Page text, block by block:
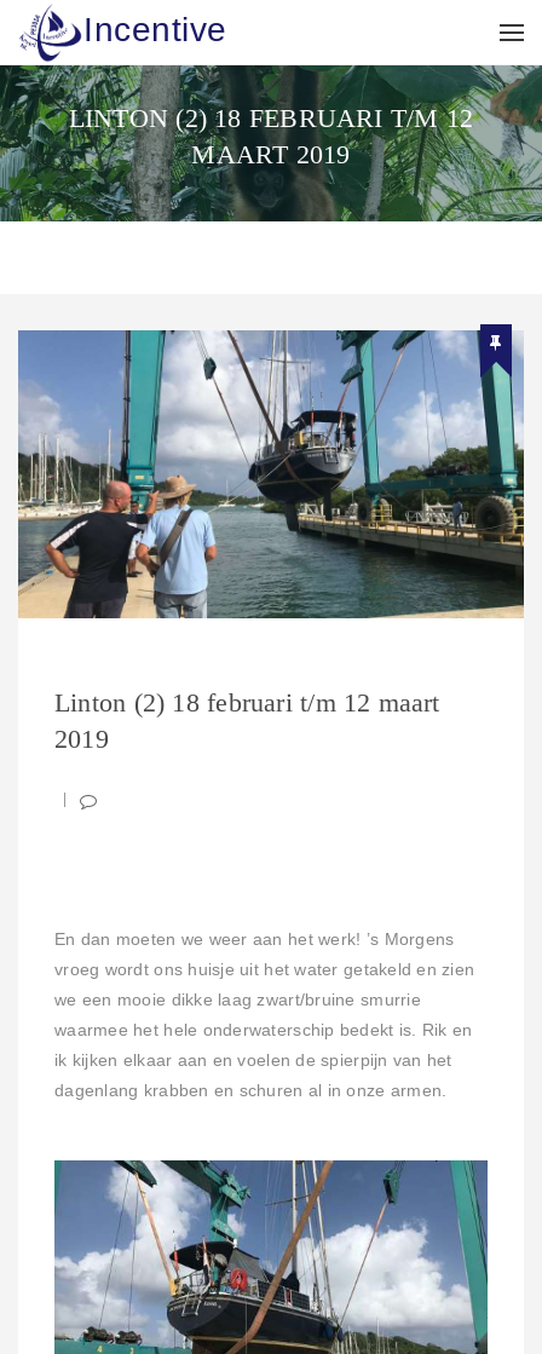
Incentive
LINTON (2) 18 FEBRUARI T/M 12
MAART 2019
Linton (2) 18 februari t/m 12 maart
2019
En dan moeten we weer aan het werk! ’s Morgens
vroeg wordt ons huisje uit het water getakeld en zien
we een mooie dikke laag zwart/bruine smurrie
waarmee het hele onderwaterschip bedekt is. Rik en
ik kijken elkaar aan en voelen de spierpijn van het
dagenlang krabben en schuren al in onze armen.